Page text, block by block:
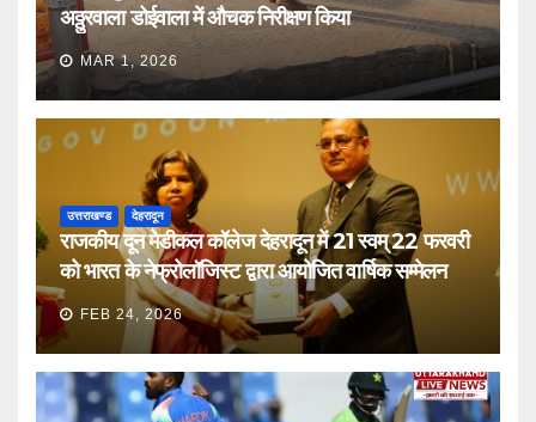
अठ्ठुरवाला डोईवाला में औचक निरीक्षण किया
MAR 1, 2026
उत्तराखण्ड देहरादून
राजकीय दून मेडीकल कॉलेज देहरादून में 21 स्वम् 22 फरवरी
को भारत के नेफ्रोलॉजिस्ट द्वारा आयोजित वार्षिक सम्मेलन
FEB 24, 2026